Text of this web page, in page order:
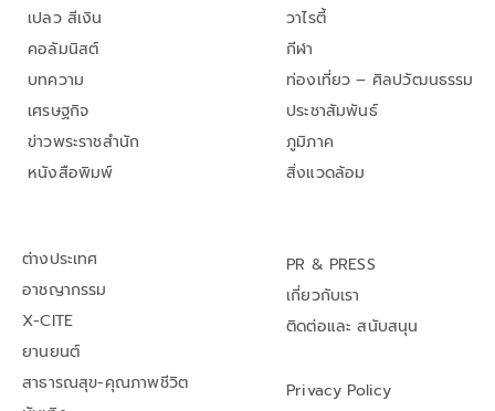
เปลว สีเงิน
คอลัมนิสต์
บทความ
เศรษฐกิจ
ข่าวพระราชสำนัก
หนังสือพิมพ์
วาไรตี้
กีฬา
ท่องเที่ยว – ศิลปวัฒนธรรม
ประชาสัมพันธ์
ภูมิภาค
สิ่งแวดล้อม
ต่างประเทศ
อาชญากรรม
X-CITE
ยานยนต์
สาธารณสุข-คุณภาพชีวิต
PR & PRESS
เกี่ยวกับเรา
ติดต่อและ สนับสนุน
Privacy Policy